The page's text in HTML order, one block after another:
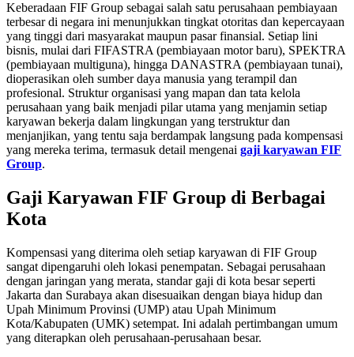
Keberadaan FIF Group sebagai salah satu perusahaan pembiayaan
terbesar di negara ini menunjukkan tingkat otoritas dan kepercayaan
yang tinggi dari masyarakat maupun pasar finansial. Setiap lini
bisnis, mulai dari FIFASTRA (pembiayaan motor baru), SPEKTRA
(pembiayaan multiguna), hingga DANASTRA (pembiayaan tunai),
dioperasikan oleh sumber daya manusia yang terampil dan
profesional. Struktur organisasi yang mapan dan tata kelola
perusahaan yang baik menjadi pilar utama yang menjamin setiap
karyawan bekerja dalam lingkungan yang terstruktur dan
menjanjikan, yang tentu saja berdampak langsung pada kompensasi
yang mereka terima, termasuk detail mengenai gaji karyawan FIF
Group.
Gaji Karyawan FIF Group di Berbagai
Kota
Kompensasi yang diterima oleh setiap karyawan di FIF Group
sangat dipengaruhi oleh lokasi penempatan. Sebagai perusahaan
dengan jaringan yang merata, standar gaji di kota besar seperti
Jakarta dan Surabaya akan disesuaikan dengan biaya hidup dan
Upah Minimum Provinsi (UMP) atau Upah Minimum
Kota/Kabupaten (UMK) setempat. Ini adalah pertimbangan umum
yang diterapkan oleh perusahaan-perusahaan besar.